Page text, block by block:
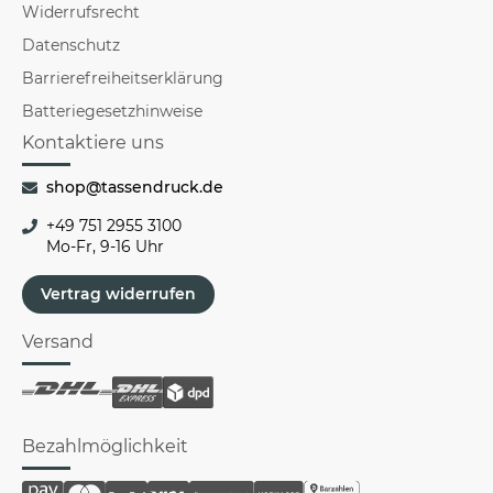
Widerrufsrecht
Datenschutz
Barrierefreiheitserklärung
Batteriegesetzhinweise
Kontaktiere uns
shop@tassendruck.de
+49 751 2955 3100
Mo-Fr, 9-16 Uhr
Vertrag widerrufen
Versand
Bezahlmöglichkeit